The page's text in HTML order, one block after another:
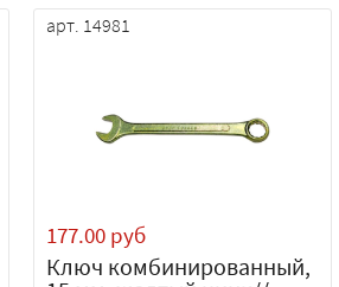
арт. 14981
177.00 руб
Ключ комбинированный,